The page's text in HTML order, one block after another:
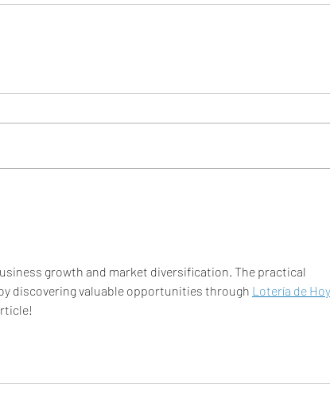
growth and market diversification. The practical
discovering valuable opportunities through Lotería de Hoy